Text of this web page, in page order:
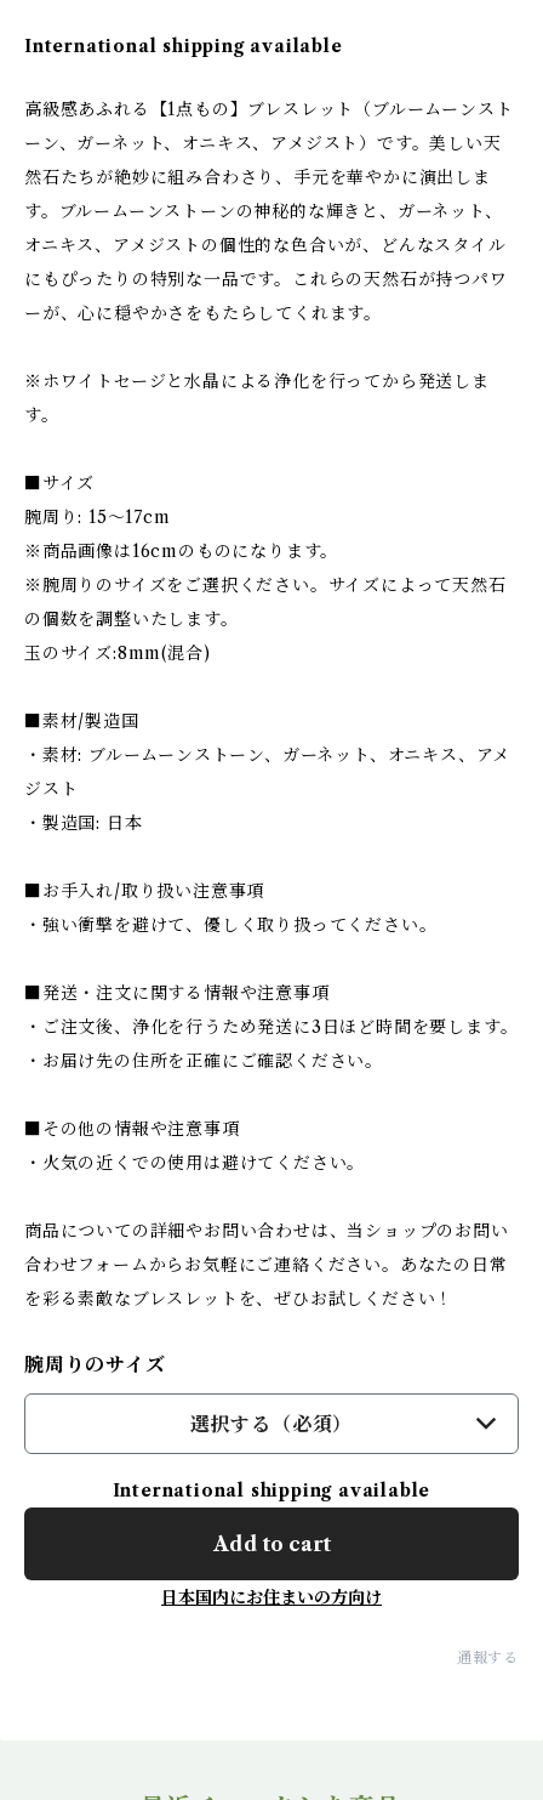
International shipping available
高級感あふれる【1点もの】ブレスレット（ブルームーンスト
ーン、ガーネット、オニキス、アメジスト）です。美しい天
然石たちが絶妙に組み合わさり、手元を華やかに演出しま
す。ブルームーンストーンの神秘的な輝きと、ガーネット、
オニキス、アメジストの個性的な色合いが、どんなスタイル
にもぴったりの特別な一品です。これらの天然石が持つパワ
ーが、心に穏やかさをもたらしてくれます。
※ホワイトセージと水晶による浄化を行ってから発送しま
す。
■サイズ
腕周り: 15〜17cm
※商品画像は16cmのものになります。
※腕周りのサイズをご選択ください。サイズによって天然石
の個数を調整いたします。
玉のサイズ:8mm(混合)
■素材/製造国
・素材: ブルームーンストーン、ガーネット、オニキス、アメ
ジスト
・製造国: 日本
■お手入れ/取り扱い注意事項
・強い衝撃を避けて、優しく取り扱ってください。
■発送・注文に関する情報や注意事項
・ご注文後、浄化を行うため発送に3日ほど時間を要します。
・お届け先の住所を正確にご確認ください。
■その他の情報や注意事項
・火気の近くでの使用は避けてください。
商品についての詳細やお問い合わせは、当ショップのお問い
合わせフォームからお気軽にご連絡ください。あなたの日常
を彩る素敵なブレスレットを、ぜひお試しください！
腕周りのサイズ
選択する（必須）
International shipping available
Add to cart
日本国内にお住まいの方向け
通報する